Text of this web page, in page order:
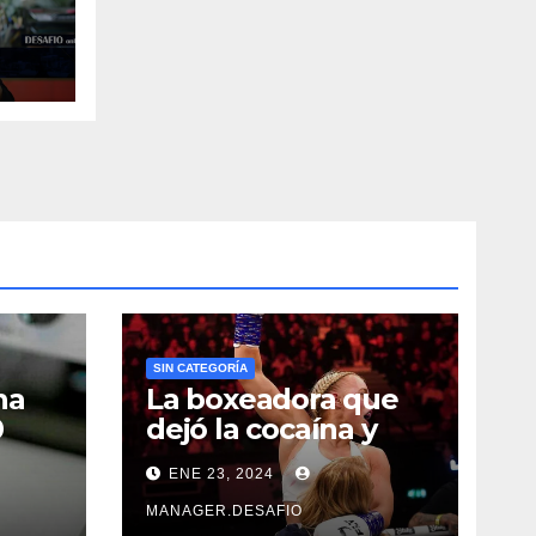
SIN CATEGORÍA
La boxeadora que
dejó la cocaína y
ahora quiere
triunfar en el ring​
ENE 23, 2024
MANAGER.DESAFIO